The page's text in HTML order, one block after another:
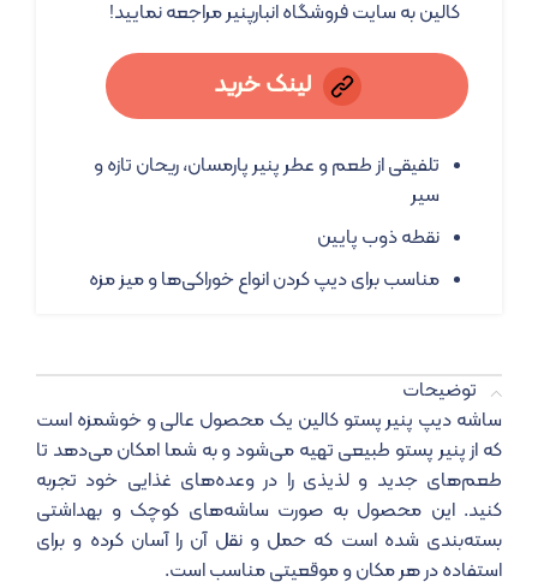
کالین به سایت فروشگاه انبارپنیر مراجعه نمایید!
لینک خرید
تلفیقی از طعم و عطر پنیر پارمسان، ریحان تازه و
سیر
نقطه ذوب پایین
مناسب برای دیپ کردن انواع خوراکی‌ها و میز مزه
توضیحات
ساشه دیپ پنیر پستو کالین یک محصول عالی و خوشمزه است
که از پنیر پستو طبیعی تهیه می‌شود و به شما امکان می‌دهد تا
طعم‌های جدید و لذیذی را در وعده‌های غذایی خود تجربه
کنید. این محصول به صورت ساشه‌های کوچک و بهداشتی
بسته‌بندی شده است که حمل و نقل آن را آسان کرده و برای
استفاده در هر مکان و موقعیتی مناسب است.